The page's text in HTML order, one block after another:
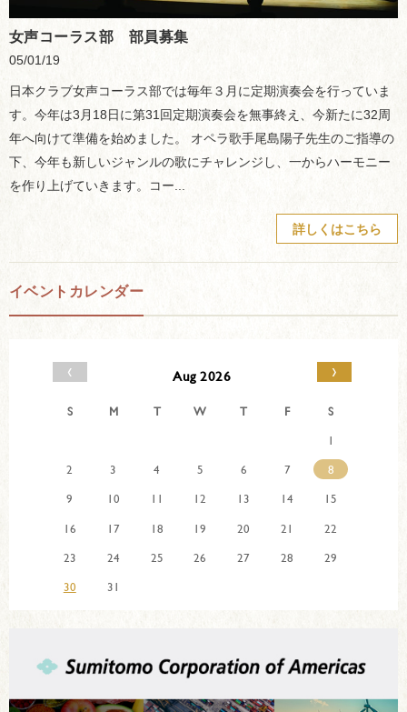
女声コーラス部 部員募集
05/01/19
日本クラブ女声コーラス部では毎年３月に定期演奏会を行っていま
す。今年は3月18日に第31回定期演奏会を無事終え、今新たに32周
年へ向けて準備を始めました。 オペラ歌手尾島陽子先生のご指導の
下、今年も新しいジャンルの歌にチャレンジし、一からハーモニー
を作り上げていきます。コー...
詳しくはこちら
イベントカレンダー
‹ Aug 2026 ›
S M T W T F
S
1
2
3 4 5 6 7
8
9
10 11 12 13 14
15
16
17 18 19 20 21
22
23
24 25 26 27 28
29
30
31